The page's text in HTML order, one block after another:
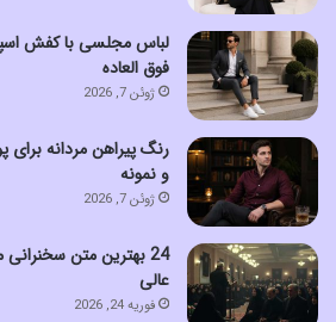
فوق العاده
ژوئن 7, 2026
و نمونه
ژوئن 7, 2026
عالی
فوریه 24, 2026